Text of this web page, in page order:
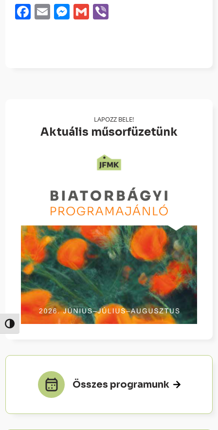
Nagy kontraszt váltása
Facebook
EmailMessenger
Gmail
LAPOZZ BELE!
Aktuális műsorfüzetünk
Összes programunk